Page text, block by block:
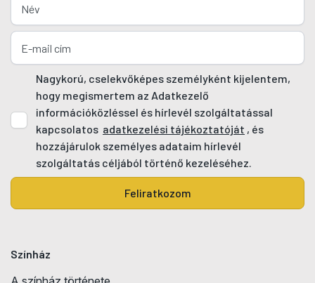
Nagykorú, cselekvőképes személyként kijelentem,
hogy megismertem az Adatkezelő
információközléssel és hírlevél szolgáltatással
kapcsolatos adatkezelési tájékoztatóját , és
hozzájárulok személyes adataim hírlevél
szolgáltatás céljából történő kezeléséhez.
Feliratkozom
Színház